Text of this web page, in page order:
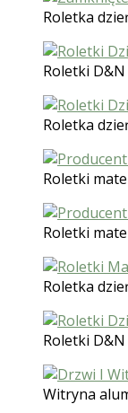
Roletka
Roletki
Roletka
Roletki
Roletki
Roletka
Roletki
Witryna